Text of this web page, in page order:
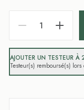
AJOUTER UN TESTEUR À
Testeur(s) remboursé(s)